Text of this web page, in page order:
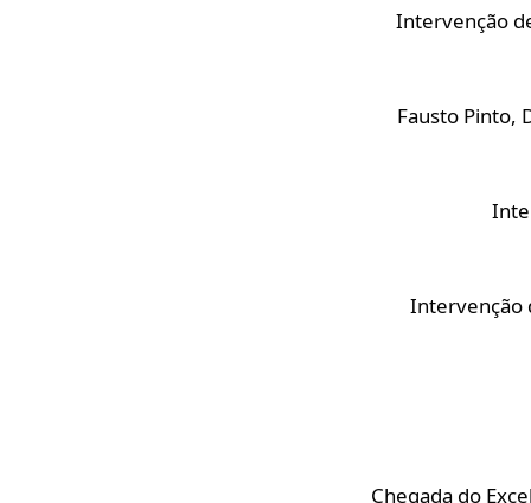
Intervenção
Fausto Pinto,
Intervenção
Chegada do